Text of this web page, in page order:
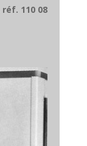
réf. 110 08